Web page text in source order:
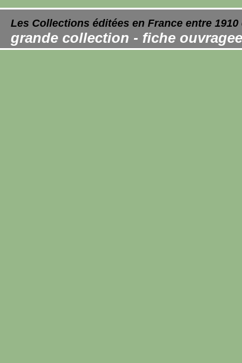
Les Collections éditées en France entre 1910
grande collection - fiche ouvragee